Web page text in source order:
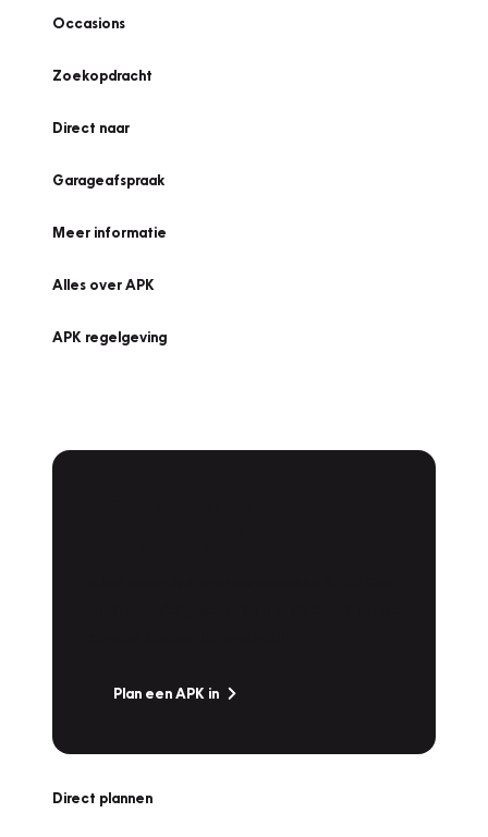
Occasions
Zoekopdracht
Direct naar
Garageafspraak
Meer informatie
Alles over APK
APK regelgeving
Plan een APK in
Direct plannen